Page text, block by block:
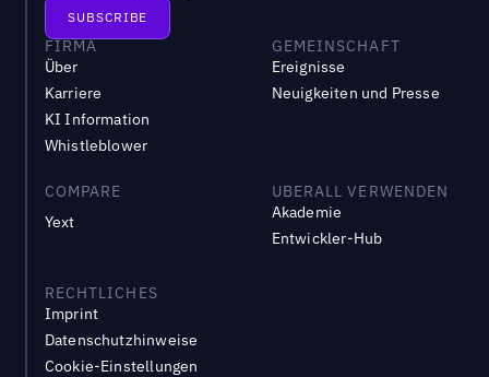
FIRMA
Über
Karriere
KI Information
Whistleblower
GEMEINSCHAFT
Ereignisse
Neuigkeiten und Presse
COMPARE
Yext
UBERALL VERWENDEN
Akademie
Entwickler-Hub
RECHTLICHES
Imprint
Datenschutzhinweise
Cookie-Einstellungen